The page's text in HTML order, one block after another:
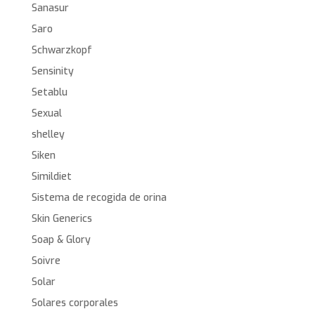
Sanasur
Saro
Schwarzkopf
Sensinity
Setablu
Sexual
shelley
Siken
Simildiet
Sistema de recogida de orina
Skin Generics
Soap & Glory
Soivre
Solar
Solares corporales